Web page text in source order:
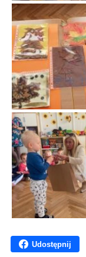
Udostępnij